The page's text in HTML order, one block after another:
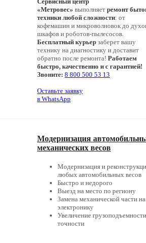
«Метровес» выполняет ремонт
техники любой сложности: от
кофемашин и микроволновок до
шкафов и роботов-пылесосов.
Бесплатный курьер заберет вашу
технику на диагностику и доставит
обратно после ремонта! Работаем
быстро, качественно и с гарантией!
Звоните: 8 800 500 53 13
Оставьте заявку
в WhatsApp
Модернизация
механических весов
Модернизация и
любых автомобильных весов
Быстро и недорого
Выезд на место по региону
Замена механической части на
электронику
Увеличение
точности